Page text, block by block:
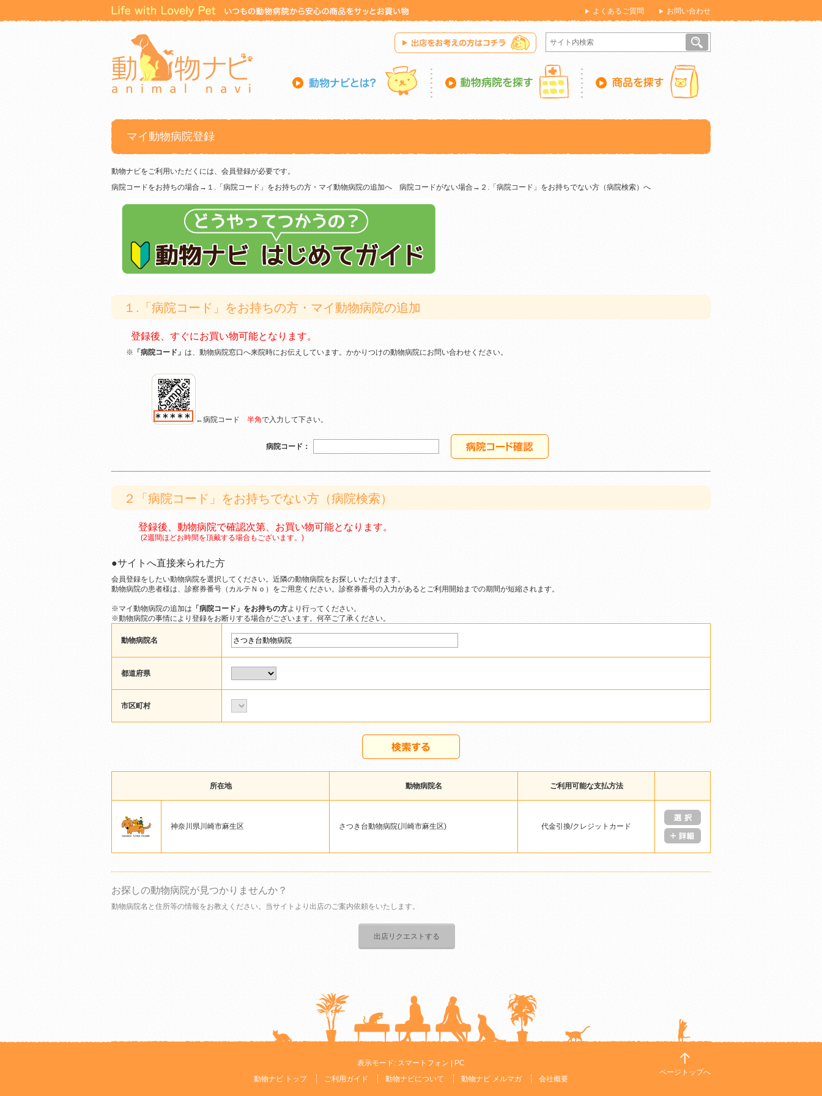
よくあるご質問 お問い合わせ
マイ動物病院登録
動物ナビをご利用いただくには、会員登録が必要です。
病院コードをお持ちの場合→１.「病院コード」をお持ちの方・マイ動物病院の追加へ 病院コードがない場合→２.「病院コード」をお持ちでない方（病院検索）へ
１.「病院コード」をお持ちの方・マイ動物病院の追加
登録後、すぐにお買い物可能となります。
※ 「病院コード」 は、動物病院窓口へ来院時にお伝えしています。かかりつけの動物病院にお問い合わせください。
←病院コード 半角で入力して下さい。
病院コード：
２「病院コード」をお持ちでない方（病院検索）
登録後、動物病院で確認次第、お買い物可能となります。
(2週間ほどお時間を頂戴する場合もございます。)
●サイトへ直接来られた方
会員登録をしたい動物病院を選択してください。近隣の動物病院をお探しいただけます。
動物病院の患者様は、診察券番号（カルテＮｏ）をご用意ください。診察券番号の入力があるとご利用開始までの期間が短縮されます。
※マイ動物病院の追加は 「病院コード」をお持ちの方より行ってください。
※動物病院の事情により登録をお断りする場合がございます。何卒ご了承ください。
動物病院名
都道府県
市区町村
所在地 動物病院名 ご利用可能な支払方法
神奈川県川崎市麻生区 さつき台動物病院(川崎市麻生区) 代金引換/クレジットカード
お探しの動物病院が見つかりませんか？
動物病院名と住所等の情報をお教えください。当サイトより出店のご案内依頼をいたします。
出店リクエストする
表示モード: スマートフォン | PC
ページトップへ
動物ナビ トップ ご利用ガイド 動物ナビについて 動物ナビ メルマガ 会社概要